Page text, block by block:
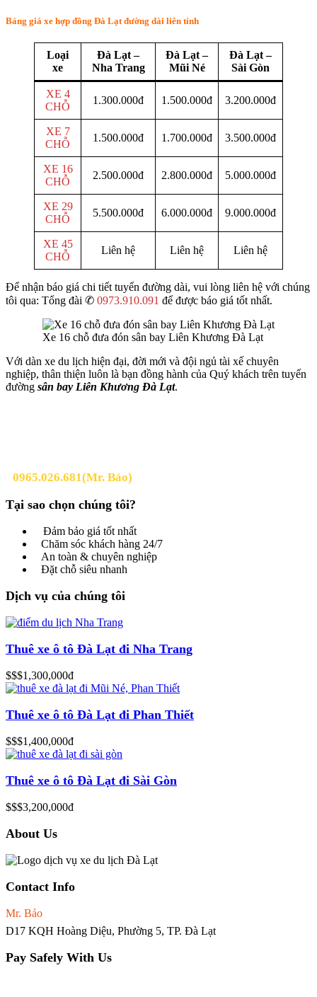
Bảng giá xe hợp đồng Đà Lạt đường dài liên tỉnh
Loại
xe
Đà Lạt –
Nha Trang
Đà Lạt –
Mũi Né
Đà Lạt –
Sài Gòn
XE 4
CHỖ
1.300.000đ 1.500.000đ 3.200.000đ
XE 7
CHỖ
1.500.000đ 1.700.000đ 3.500.000đ
XE 16
CHỖ
2.500.000đ 2.800.000đ 5.000.000đ
XE 29
CHỖ
5.500.000đ 6.000.000đ 9.000.000đ
XE 45
CHỖ
Liên hệ Liên hệ Liên hệ
Để nhận báo giá chi tiết tuyến đường dài, vui lòng liên hệ với chúng
tôi qua: Tổng đài ✆ 0973.910.091 để được báo giá tốt nhất.
Xe 16 chỗ đưa đón sân bay Liên Khương Đà Lạt
Với dàn xe du lịch hiện đại, đời mới và đội ngủ tài xế chuyên
nghiệp, thân thiện luôn là bạn đồng hành của Quý khách trên tuyến
đường sân bay Liên Khương Đà Lạt.
0965.026.681(Mr. Bảo)
Tại sao chọn chúng tôi?
Đảm bảo giá tốt nhất
Chăm sóc khách hàng 24/7
An toàn & chuyên nghiệp
Đặt chỗ siêu nhanh
Dịch vụ của chúng tôi
Thuê xe ô tô Đà Lạt đi Nha Trang
$$$1,300,000đ
Thuê xe ô tô Đà Lạt đi Phan Thiết
$$$1,400,000đ
Thuê xe ô tô Đà Lạt đi Sài Gòn
$$$3,200,000đ
About Us
Contact Info
Mr. Bảo
D17 KQH Hoàng Diệu, Phường 5, TP. Đà Lạt
Pay Safely With Us